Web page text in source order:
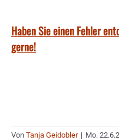
Haben Sie einen Fehler
gerne!
Von Tanja Geidobler | Mo.